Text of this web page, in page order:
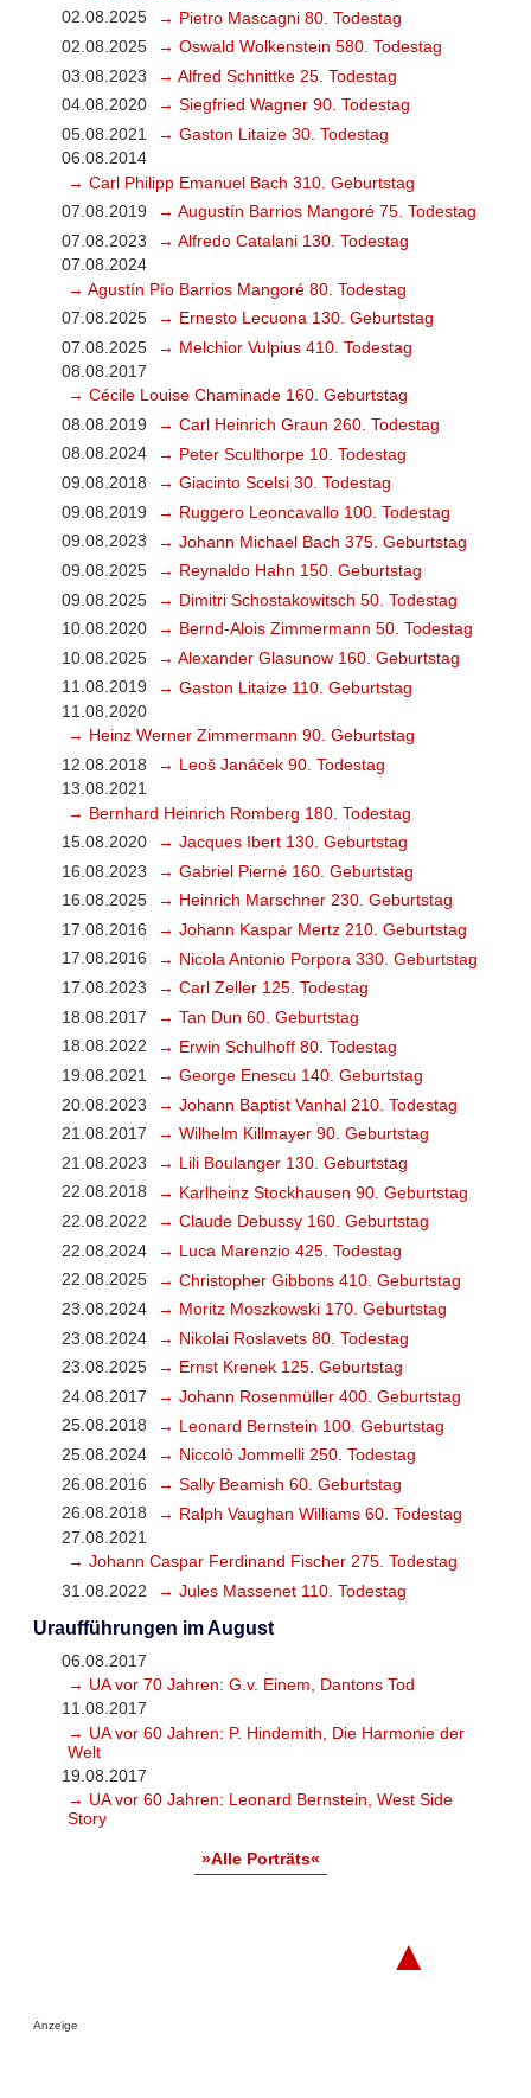
02.08.2025
→ Pietro Mascagni 80. Todestag
02.08.2025
→ Oswald Wolkenstein 580. Todestag
03.08.2023
→ Alfred Schnittke 25. Todestag
04.08.2020
→ Siegfried Wagner 90. Todestag
05.08.2021
→ Gaston Litaize 30. Todestag
06.08.2014
→ Carl Philipp Emanuel Bach 310. Geburtstag
07.08.2019
→ Augustín Barrios Mangoré 75. Todestag
07.08.2023
→ Alfredo Catalani 130. Todestag
07.08.2024
→ Agustín Pío Barrios Mangoré 80. Todestag
07.08.2025
→ Ernesto Lecuona 130. Geburtstag
07.08.2025
→ Melchior Vulpius 410. Todestag
08.08.2017
→ Cécile Louise Chaminade 160. Geburtstag
08.08.2019
→ Carl Heinrich Graun 260. Todestag
08.08.2024
→ Peter Sculthorpe 10. Todestag
09.08.2018
→ Giacinto Scelsi 30. Todestag
09.08.2019
→ Ruggero Leoncavallo 100. Todestag
09.08.2023
→ Johann Michael Bach 375. Geburtstag
09.08.2025
→ Reynaldo Hahn 150. Geburtstag
09.08.2025
→ Dimitri Schostakowitsch 50. Todestag
10.08.2020
→ Bernd-Alois Zimmermann 50. Todestag
10.08.2025
→ Alexander Glasunow 160. Geburtstag
11.08.2019
→ Gaston Litaize 110. Geburtstag
11.08.2020
→ Heinz Werner Zimmermann 90. Geburtstag
12.08.2018
→ Leoš Janáček 90. Todestag
13.08.2021
→ Bernhard Heinrich Romberg 180. Todestag
15.08.2020
→ Jacques Ibert 130. Geburtstag
16.08.2023
→ Gabriel Pierné 160. Geburtstag
16.08.2025
→ Heinrich Marschner 230. Geburtstag
17.08.2016
→ Johann Kaspar Mertz 210. Geburtstag
17.08.2016
→ Nicola Antonio Porpora 330. Geburtstag
17.08.2023
→ Carl Zeller 125. Todestag
18.08.2017
→ Tan Dun 60. Geburtstag
18.08.2022
→ Erwin Schulhoff 80. Todestag
19.08.2021
→ George Enescu 140. Geburtstag
20.08.2023
→ Johann Baptist Vanhal 210. Todestag
21.08.2017
→ Wilhelm Killmayer 90. Geburtstag
21.08.2023
→ Lili Boulanger 130. Geburtstag
22.08.2018
→ Karlheinz Stockhausen 90. Geburtstag
22.08.2022
→ Claude Debussy 160. Geburtstag
22.08.2024
→ Luca Marenzio 425. Todestag
22.08.2025
→ Christopher Gibbons 410. Geburtstag
23.08.2024
→ Moritz Moszkowski 170. Geburtstag
23.08.2024
→ Nikolai Roslavets 80. Todestag
23.08.2025
→ Ernst Krenek 125. Geburtstag
24.08.2017
→ Johann Rosenmüller 400. Geburtstag
25.08.2018
→ Leonard Bernstein 100. Geburtstag
25.08.2024
→ Niccolò Jommelli 250. Todestag
26.08.2016
→ Sally Beamish 60. Geburtstag
26.08.2018
→ Ralph Vaughan Williams 60. Todestag
27.08.2021
→ Johann Caspar Ferdinand Fischer 275. Todestag
31.08.2022
→ Jules Massenet 110. Todestag
Uraufführungen im August
06.08.2017
→ UA vor 70 Jahren: G.v. Einem, Dantons Tod
11.08.2017
→ UA vor 60 Jahren: P. Hindemith, Die Harmonie der
Welt
19.08.2017
→ UA vor 60 Jahren: Leonard Bernstein, West Side
Story
»Alle Porträts«
▲
Anzeige